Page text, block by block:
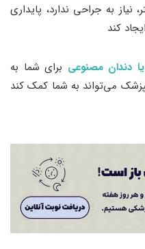
به جراحی ندارد، پایداری
کند
دندان مصنوعی برای شما به
می‌تواند به شما کمک کند